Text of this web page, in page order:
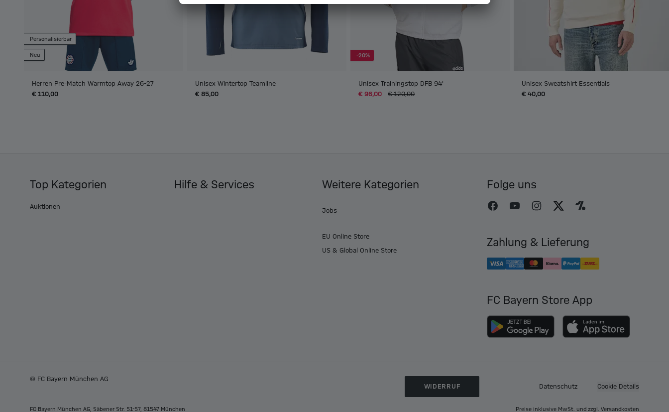
Personalisierbar
Neu
Herren Pre-Match Warmtop Away 26-27
€ 110,00
Unisex Wintertop Teamline
€ 85,00
-20%
Unisex Trainingstop DFB 94'
€ 96,00
€ 120,00
Unisex Sweatshirt Essentials
€ 40,00
Top Kategorien
Auktionen
Hilfe & Services Weitere Kategorien
Jobs
EU Online Store
US & Global Online Store
Folge uns
Zahlung & Lieferung
FC Bayern Store App
© FC Bayern München AG
WIDERRUF
Datenschutz Cookie Details
FC Bayern München AG, Säbener Str. 51-57, 81547 München Preise inklusive MwSt. und zzgl. Versandkosten